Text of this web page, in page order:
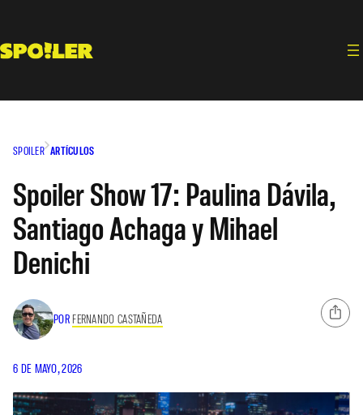
contenido
SPOILER ARTÍCULOS
Spoiler Show 17: Paulina Dávila,
Santiago Achaga y Mihael
Denichi
POR FERNANDO CASTAÑEDA
6 DE MAYO, 2026